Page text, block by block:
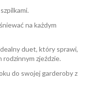
na każdym
duet, który sprawi,
rodzinnym zjeździe.
do swojej garderoby z